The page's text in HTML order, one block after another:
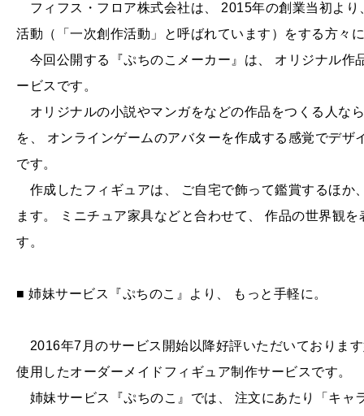
フィフス・フロア株式会社は、 2015年の創業当初よ
活動（「一次創作活動」と呼ばれています）をする方々
今回公開する『ぷちのこメーカー』は、 オリジナル作
ービスです。
オリジナルの小説やマンガをなどの作品をつくる人な
を、 オンラインゲームのアバターを作成する感覚でデ
です。
作成したフィギュアは、 ご自宅で飾って鑑賞するほか
ます。 ミニチュア家具などと合わせて、 作品の世界観
す。
■ 姉妹サービス『ぷちのこ』より、 もっと手軽に。
2016年7月のサービス開始以降好評いただいておりま
使用したオーダーメイドフィギュア制作サービスです。
姉妹サービス『ぷちのこ』では、 注文にあたり「キャ